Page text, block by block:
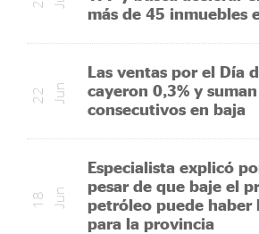
más de 45 inmuebles
Las ventas por el Día
cayeron 0,3% y
consecutivos en baja
2
2
J
u n
Especialista explicó
pesar de que baje el
petróleo puede haber
para la provincia
1
8
J
u n